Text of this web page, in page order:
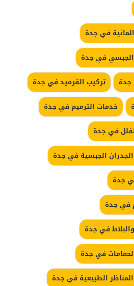
في جدة
الجبسي في جدة
جدة
تركيب القرميد في جدة
خدمات الترميم في جدة
في جدة
الجبسية في جدة
جدة
في جدة
في جدة
في جدة
الطبيعية في جدة